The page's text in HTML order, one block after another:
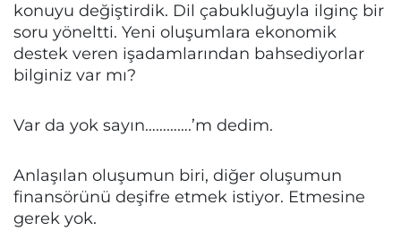
konuyu değiştirdik. Dil çabukluğuyla ilginç bir
soru yöneltti. Yeni oluşumlara ekonomik
destek veren işadamlarından bahsediyorlar
bilginiz var mı?
Var da yok sayın………….’m dedim.
Anlaşılan oluşumun biri, diğer oluşumun
finansörünü deşifre etmek istiyor. Etmesine
gerek yok.